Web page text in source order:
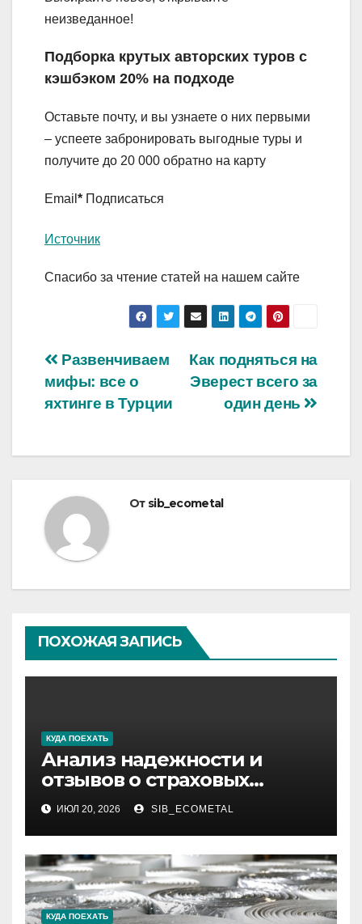
неизведанное!
Подборка крутых авторских туров с
кэшбэком 20% на подходе
Оставьте почту, и вы узнаете о них первыми
– успеете забронировать выгодные туры и
получите до 20 000 обратно на карту
Email * Подписаться
Источник
Спасибо за чтение статей на нашем сайте
Навигация
по
Как подняться на
Эверест всего за
один день
Развенчиваем
мифы: все о
яхтинге в Турции
От sib_ecometal
ПОХОЖАЯ ЗАПИСЬ
КУДА ПОЕХАТЬ
Анализ надежности и
отзывов о страховых
компаниях по итогам 2026
года
ИЮЛ 20, 2026 SIB_ECOMETAL
КУДА ПОЕХАТЬ